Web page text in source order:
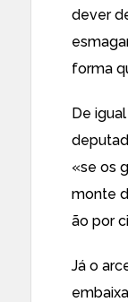
dever
forma
De
«se os
monte
ão por
Já o